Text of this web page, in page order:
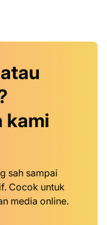
kami
sah sampai
Cocok untuk
media online.